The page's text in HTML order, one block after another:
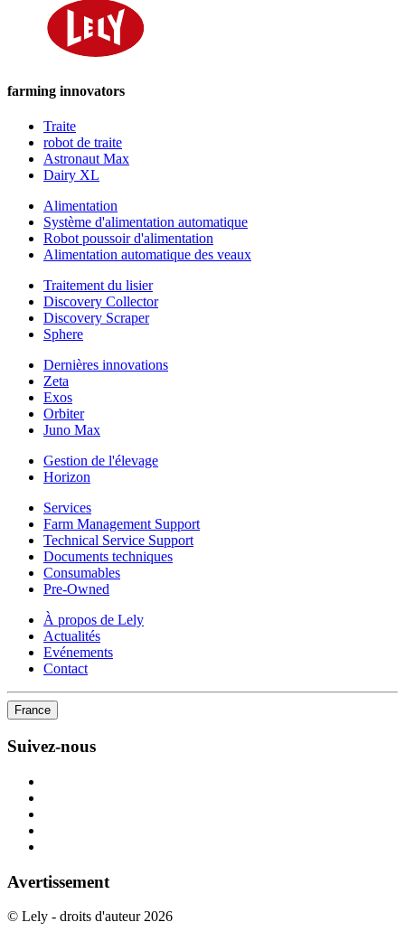
farming innovators
Traite
robot de traite
Astronaut Max
Dairy XL
Alimentation
Système d'alimentation automatique
Robot poussoir d'alimentation
Alimentation automatique des veaux
Traitement du lisier
Discovery Collector
Discovery Scraper
Sphere
Dernières innovations
Zeta
Exos
Orbiter
Juno Max
Gestion de l'élevage
Horizon
Services
Farm Management Support
Technical Service Support
Documents techniques
Consumables
Pre-Owned
À propos de Lely
Actualités
Evénements
Contact
France
Suivez-nous
Avertissement
© Lely - droits d'auteur 2026